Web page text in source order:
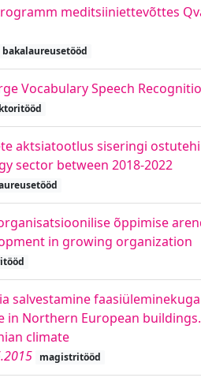
meditsiiniettevõttes
bakalaureusetööd
Vocabulary Speech
aktsiatootlus siseringi
sector between 2018-2022
õppimise
in growing organization
salvestamine
in Northern European
climate
magistritööd